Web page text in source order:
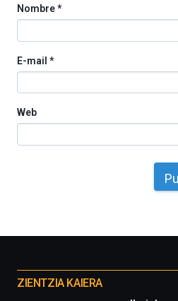
Nombre*
E-mail *
Web
proyectos
ZIENTZIA KAIERA